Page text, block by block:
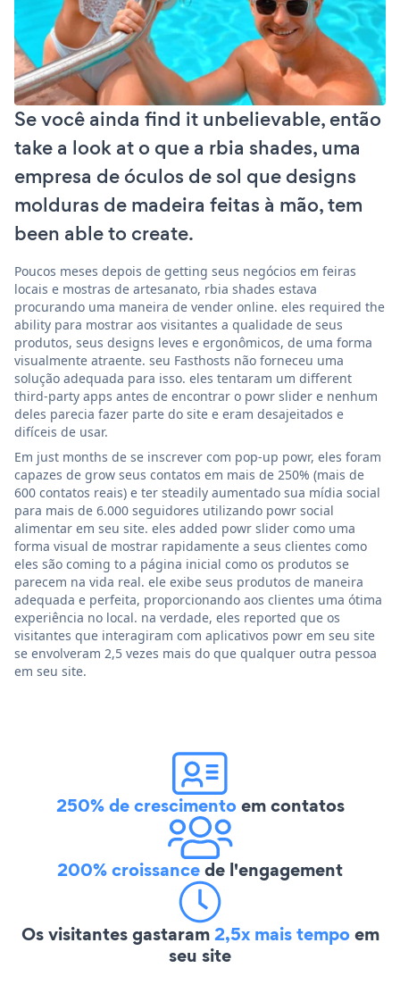
Se você ainda find it unbelievable, então
take a look at o que a rbia shades, uma
empresa de óculos de sol que designs
molduras de madeira feitas à mão, tem
been able to create.
Poucos meses depois de getting seus negócios em feiras
locais e mostras de artesanato, rbia shades estava
procurando uma maneira de vender online. eles required the
ability para mostrar aos visitantes a qualidade de seus
produtos, seus designs leves e ergonômicos, de uma forma
visualmente atraente. seu Fasthosts não forneceu uma
solução adequada para isso. eles tentaram um different
third-party apps antes de encontrar o powr slider e nenhum
deles parecia fazer parte do site e eram desajeitados e
difíceis de usar.
Em just months de se inscrever com pop-up powr, eles foram
capazes de grow seus contatos em mais de 250% (mais de
600 contatos reais) e ter steadily aumentado sua mídia social
para mais de 6.000 seguidores utilizando powr social
alimentar em seu site. eles added powr slider como uma
forma visual de mostrar rapidamente a seus clientes como
eles são coming to a página inicial como os produtos se
parecem na vida real. ele exibe seus produtos de maneira
adequada e perfeita, proporcionando aos clientes uma ótima
experiência no local. na verdade, eles reported que os
visitantes que interagiram com aplicativos powr em seu site
se envolveram 2,5 vezes mais do que qualquer outra pessoa
em seu site.
250% de crescimentoem contatos
200% croissancede l'engagement
Os visitantes gastaram2,5x mais tempoem
seu site